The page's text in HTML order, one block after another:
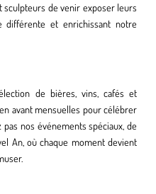
de venir exposer leurs
et enrichissant notre
de bières, vins, cafés et
avant mensuelles pour célébrer
nos événements spéciaux, de
An, où chaque moment devient